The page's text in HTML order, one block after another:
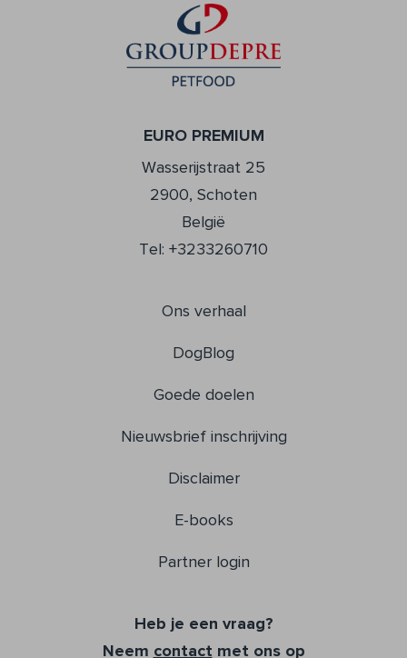
EURO PREMIUM
Wasserijstraat 25
2900, Schoten
België
Tel: +3233260710
Ons verhaal
DogBlog
Goede doelen
Nieuwsbrief inschrijving
Disclaimer
E-books
Partner login
Heb je een vraag?
Neem contact met ons op